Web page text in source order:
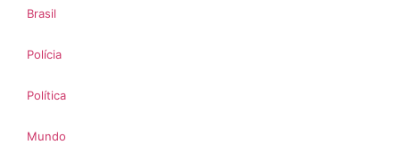
Brasil
Polícia
Política
Mundo